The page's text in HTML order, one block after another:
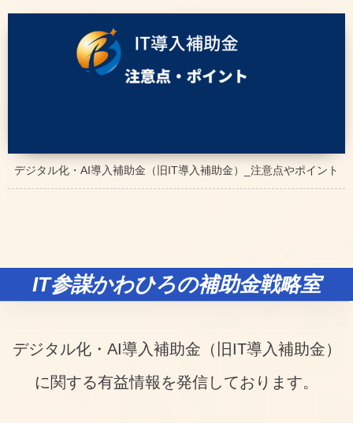
デジタル化・AI導入補助金（旧IT導入補助金）_注意点やポイント
IT参謀かわひろの補助金戦略室
デジタル化・AI導入補助金（旧IT導入補助金）
に関する有益情報を発信しております。